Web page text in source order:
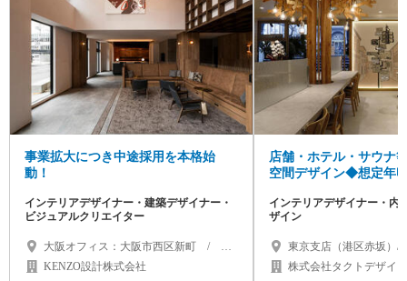
事業拡大につき中途採用を本格始
動！
インテリアデザイナー・建築デザイナー・
ビジュアルクリエイター
大阪オフィス：大阪市西区新町 / 東
京オフィス：東京都渋谷区神宮前
KENZO設計株式会社
店舗・ホテル・サウナ
空間デザイン◆想定年
インテリアデザイナー・内
ザイン
東京支店（港区赤坂）/
古屋市千種区）/ 大阪支
株式会社タクトデザイ